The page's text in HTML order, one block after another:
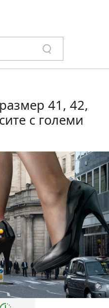
41, 42,
с големи
Култура